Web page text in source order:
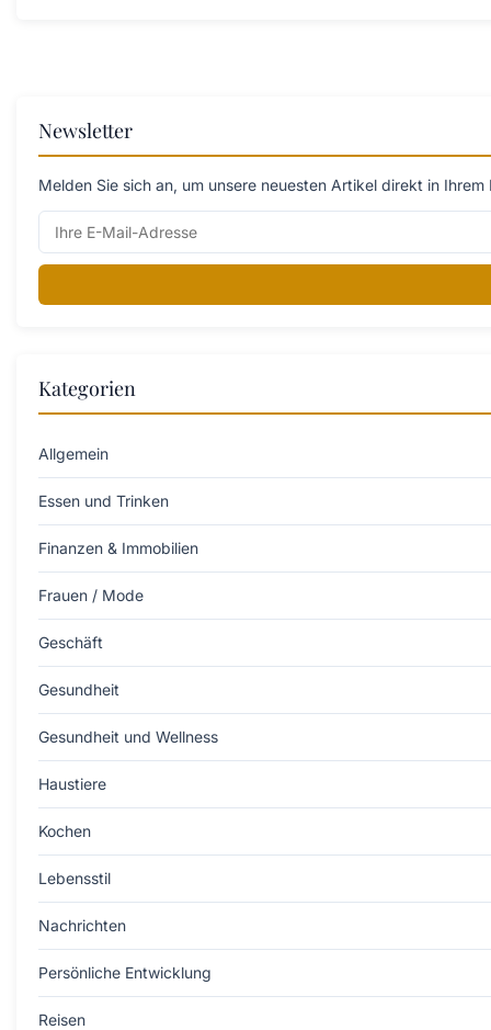
Newsletter
Melden Sie sich an, um unsere neuesten Artikel direkt in
Kategorien
Allgemein
Essen und Trinken
Finanzen & Immobilien
Frauen / Mode
Geschäft
Gesundheit
Gesundheit und Wellness
Haustiere
Kochen
Lebensstil
Nachrichten
Persönliche Entwicklung
Reisen